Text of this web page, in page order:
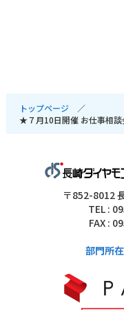
トップページ
★７月10日開催 お仕事相
〒852-8012
TEL :
FAX :
部門所